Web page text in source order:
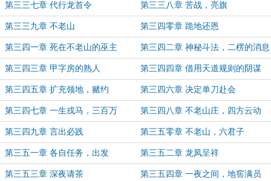
第三三七章 代行龙首令 第三三八章 苦战，亮旗
第三三九章 不老山 第三四零章 跪地还恩
第三四一章 死在不老山的巫主 第三四二章 神秘斗法，二楞的消息
第三四三章 甲字房的熟人 第三四四章 借用天道规则的阴谋
第三四五章 扩充领地，赌约 第三四六章 决定单刀赴会
第三四七章 一生戎马，三百万 第三四八章 不老山庄，四方云动
第三四九章 言出必践 第三五零章 不老山，六君子
第三五一章 各自任务，出发 第三五二章 龙凤呈祥
第三五三章 深夜请茶 第三五四章 一夜之间，地窖满员